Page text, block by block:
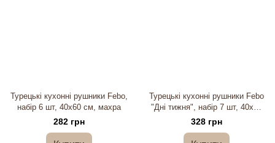
Турецькі кухонні рушники Febo,
набір 6 шт, 40х60 см, махра
282 грн
Турецькі кухонні рушники Febo
"Дні тижня", набір 7 шт, 40х60
см, вафля
328 грн